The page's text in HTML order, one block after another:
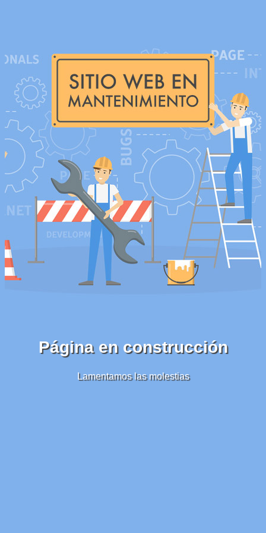
Página en construcción
Lamentamos las molestias